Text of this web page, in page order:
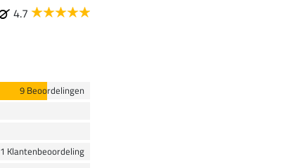
4.7
9 Beoordelingen
1 Klantenbeoordeling